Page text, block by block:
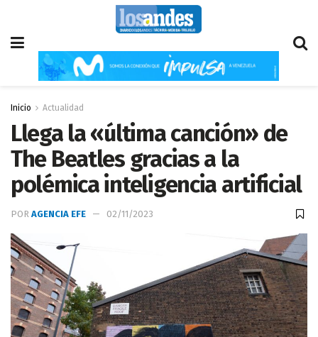
Inicio Actualidad
Llega la «última canción» de
The Beatles gracias a la
polémica inteligencia artificial
POR AGENCIA EFE 02/11/2023